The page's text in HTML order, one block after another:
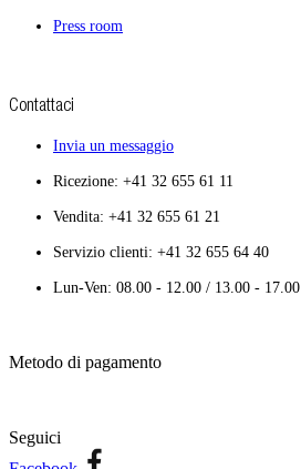
Press room
Contattaci
Invia un messaggio
Ricezione: +41 32 655 61 11
Vendita: +41 32 655 61 21
Servizio clienti: +41 32 655 64 40
Lun-Ven: 08.00 - 12.00 / 13.00 - 17.00
Metodo di pagamento
Seguici